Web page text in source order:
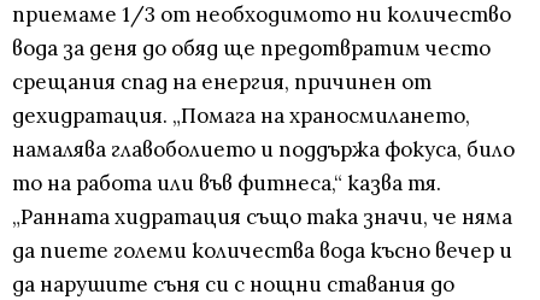
приемаме 1/3 от необходимото ни количество
вода за деня до обяд ще предотвратим често
срещания спад на енергия, причинен от
дехидратация. „Помага на храносмилането,
намалява главоболието и поддържа фокуса, било
то на работа или във фитнеса,“ казва тя.
„Ранната хидратация също така значи, че няма
да пиете големи количества вода късно вечер и
да нарушите съня си с нощни ставания до